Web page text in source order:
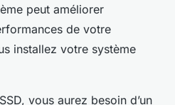
peut améliorer
de votre
installez votre système
vous aurez besoin d’un